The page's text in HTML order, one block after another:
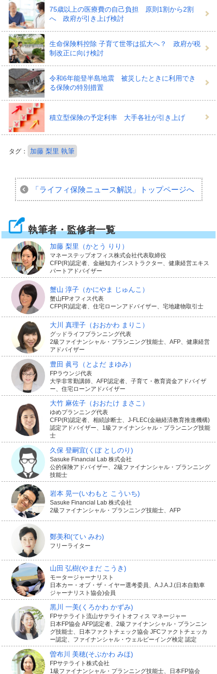
75歳以上の医療費の自己負担 原則1割から2割
へ 政府が引き上げ検討
生命保険料控除 子育て世帯は拡大へ？ 政府が税
制改正に向け検討
令和6年能登半島地震 被災したときに利用でき
る保険の特別措置
積立型保険の予定利率 大手各社が引き上げ
タグ： 加藤 梨里 執筆
「ライフィ保険ニュース解説」 トップページへ
執筆者・監修者一覧
加藤 梨里 （かとう りり）
マネーステップオフィス株式会社代表取締役
CFP(R)認定者、金融知力インストラクター、健康経営エキス
パートアドバイザー
蟹山 淳子 （かにやま じゅんこ）
蟹山FPオフィス代表
CFP(R)認定者、住宅ローンアドバイザー、宅地建物取引士
大川 真理子 （おおかわ まりこ）
グッドライフプランニング代表
2級ファイナンシャル・プランニング技能士、AFP、健康経営
アドバイザー
豊田 眞弓 （とよだ まゆみ）
FPラウンジ代表
大学非常勤講師、AFP認定者、子育て・教育資金アドバイザ
ー、住宅ローンアドバイザー
大竹 麻佐子 （おおたけ まさこ）
ゆめプランニング代表
CFP(R)認定者、相続診断士、J-FLEC(金融経済教育推進機構)
認定アドバイザー、1級ファイナンシャル・プランニング技能
士
久保 登嗣宜(くぼ としのり)
Sasuke Financial Lab 株式会社
公的保険アドバイザー、2級ファイナンシャル・プランニング
技能士
岩本 晃一(いわもと こういち)
Sasuke Financial Lab 株式会社
2級ファイナンシャル・プランニング技能士、AFP
鄭美和(てい みわ)
フリーライター
山田 弘樹(やまだ こうき)
モータージャーナリスト
日本カー・オブ・ザ・イヤー選考委員、A.J.A.J.(日本自動車
ジャーナリスト協会)会員
黒川 一美(くろかわ かずみ)
FPサテライト流山サテライトオフィス マネージャー
日本FP協会 AFP認定者、2級ファイナンシャル・プランニン
グ技能士、日本ファクトチェック協会 JFCファクトチェッカ
ー認定、ファイナンシャル・ウェルビーイング検定 認定
曽布川 美穂(そぶかわ みほ)
FPサテライト株式会社
1級ファイナンシャル・プランニング技能士、日本FP協会